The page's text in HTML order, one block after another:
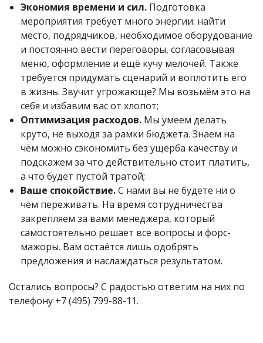
Экономия времени и сил. Подготовка
мероприятия требует много энергии: найти
место, подрядчиков, необходимое оборудование
и постоянно вести переговоры, согласовывая
меню, оформление и ещё кучу мелочей. Также
требуется придумать сценарий и воплотить его
в жизнь. Звучит угрожающе? Мы возьмём это на
себя и избавим вас от хлопот;
Оптимизация расходов. Мы умеем делать
круто, не выходя за рамки бюджета. Знаем на
чём можно сэкономить без ущерба качеству и
подскажем за что действительно стоит платить,
а что будет пустой тратой;
Ваше спокойствие.С нами вы не будете ни о
чём переживать. На время сотрудничества
закрепляем за вами менеджера, который
самостоятельно решает все вопросы и форс-
мажоры. Вам остаётся лишь одобрять
предложения и наслаждаться результатом.
Остались вопросы? С радостью ответим на них по
телефону +7 (495) 799-88-11.